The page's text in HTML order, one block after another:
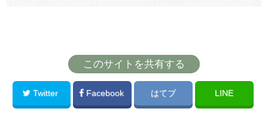
このサイトを共有する
Twitter Facebook はてブ LINE